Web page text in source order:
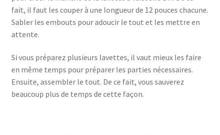
fait, il faut les couper à une longueur de 12 pouces chacune.
Sabler les embouts pour adoucir le tout et les mettre en
attente.
Si vous préparez plusieurs lavettes, il vaut mieux les faire
en même temps pour préparer les parties nécessaires.
Ensuite, assembler le tout. De ce fait, vous sauverez
beaucoup plus de temps de cette façon.